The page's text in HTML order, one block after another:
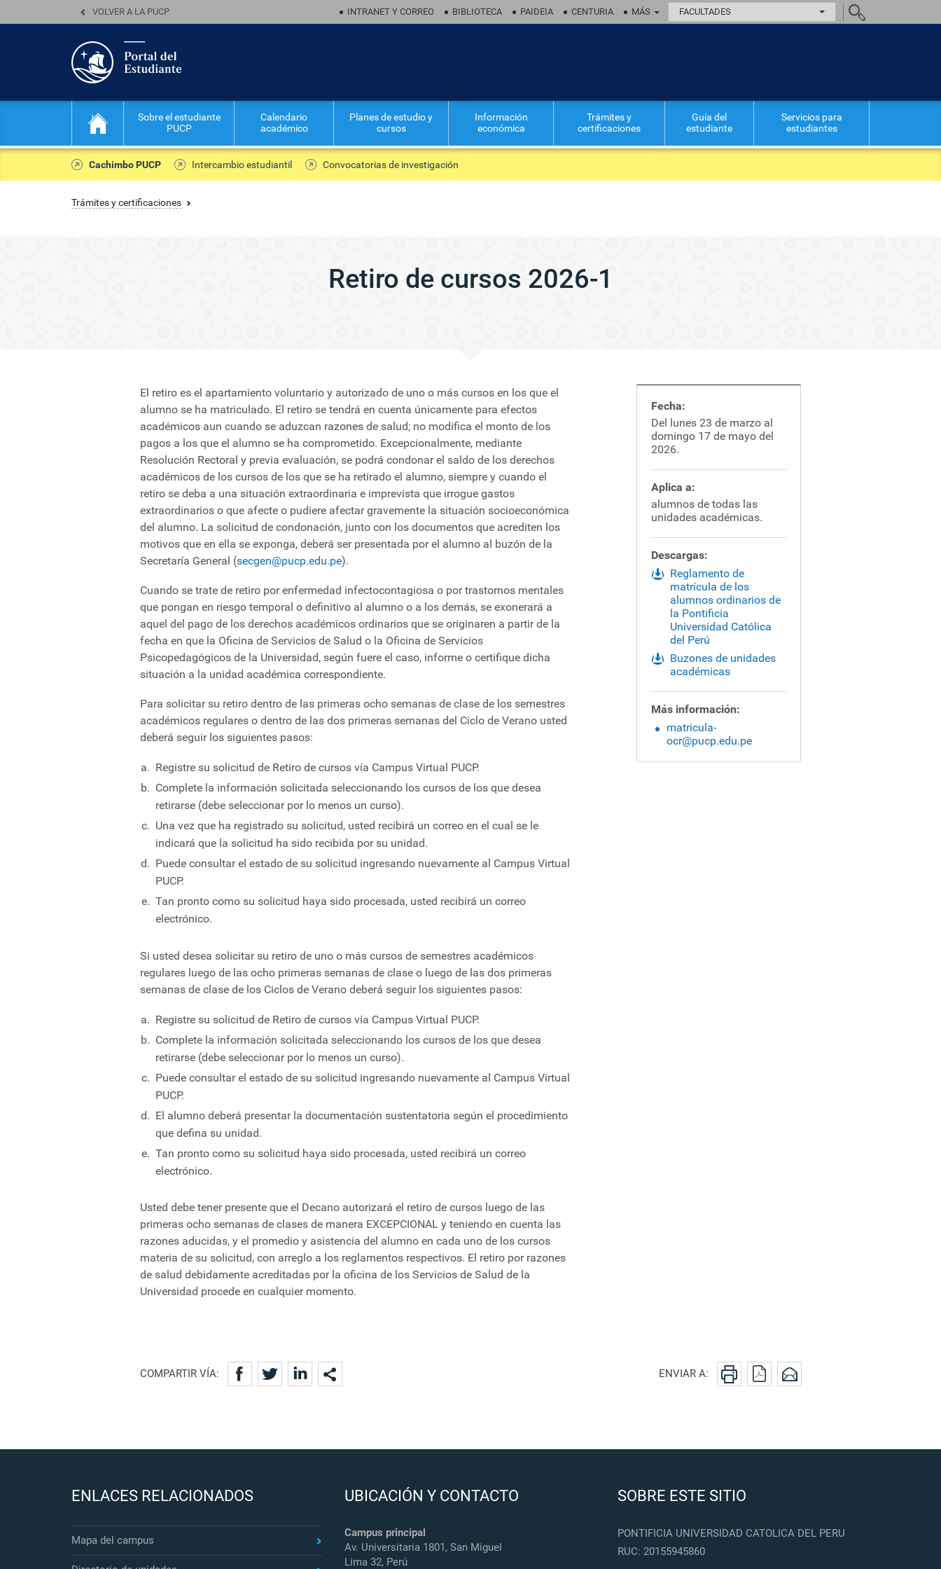
VOLVER A LA PUCP INTRANET Y CORREO BIBLIOTECA PAIDEIA CENTURIA MÁS FACULTADES
Sobre el estudiante
PUCP
Calendario
académico
Planes de estudio y
cursos
Información
económica
Trámites y
certificaciones
Guía del
estudiante
Servicios para
estudiantes
Cachimbo PUCP Intercambio estudiantil Convocatorias de investigación
Trámites y certificaciones
Retiro de cursos 2026-1
El retiro es el apartamiento voluntario y autorizado de uno o más cursos en los que el
alumno se ha matriculado. El retiro se tendrá en cuenta únicamente para efectos
académicos aun cuando se aduzcan razones de salud; no modifica el monto de los
pagos a los que el alumno se ha comprometido. Excepcionalmente, mediante
Resolución Rectoral y previa evaluación, se podrá condonar el saldo de los derechos
académicos de los cursos de los que se ha retirado el alumno, siempre y cuando el
retiro se deba a una situación extraordinaria e imprevista que irrogue gastos
extraordinarios o que afecte o pudiere afectar gravemente la situación socioeconómica
del alumno. La solicitud de condonación, junto con los documentos que acrediten los
motivos que en ella se exponga, deberá ser presentada por el alumno al buzón de la
Secretaría General (secgen@pucp.edu.pe).
Cuando se trate de retiro por enfermedad infectocontagiosa o por trastornos mentales
que pongan en riesgo temporal o definitivo al alumno o a los demás, se exonerará a
aquel del pago de los derechos académicos ordinarios que se originaren a partir de la
fecha en que la Oficina de Servicios de Salud o la Oficina de Servicios
Psicopedagógicos de la Universidad, según fuere el caso, informe o certifique dicha
situación a la unidad académica correspondiente.
Para solicitar su retiro dentro de las primeras ocho semanas de clase de los semestres
académicos regulares o dentro de las dos primeras semanas del Ciclo de Verano usted
deberá seguir los siguientes pasos:
Registre su solicitud de Retiro de cursos vía Campus Virtual PUCP.
Complete la información solicitada seleccionando los cursos de los que desea
retirarse (debe seleccionar por lo menos un curso).
Una vez que ha registrado su solicitud, usted recibirá un correo en el cual se le
indicará que la solicitud ha sido recibida por su unidad.
Puede consultar el estado de su solicitud ingresando nuevamente al Campus Virtual
PUCP.
Tan pronto como su solicitud haya sido procesada, usted recibirá un correo
electrónico.
Si usted desea solicitar su retiro de uno o más cursos de semestres académicos
regulares luego de las ocho primeras semanas de clase o luego de las dos primeras
semanas de clase de los Ciclos de Verano deberá seguir los siguientes pasos:
Registre su solicitud de Retiro de cursos vía Campus Virtual PUCP.
Complete la información solicitada seleccionando los cursos de los que desea
retirarse (debe seleccionar por lo menos un curso).
Puede consultar el estado de su solicitud ingresando nuevamente al Campus Virtual
PUCP.
El alumno deberá presentar la documentación sustentatoria según el procedimiento
que defina su unidad.
Tan pronto como su solicitud haya sido procesada, usted recibirá un correo
electrónico.
Usted debe tener presente que el Decano autorizará el retiro de cursos luego de las
primeras ocho semanas de clases de manera EXCEPCIONAL y teniendo en cuenta las
razones aducidas, y el promedio y asistencia del alumno en cada uno de los cursos
materia de su solicitud, con arreglo a los reglamentos respectivos. El retiro por razones
de salud debidamente acreditadas por la oficina de los Servicios de Salud de la
Universidad procede en cualquier momento.
Fecha:
Del lunes 23 de marzo al
domingo 17 de mayo del
2026.
Aplica a:
alumnos de todas las
unidades académicas.
Descargas:
Reglamento de
matrícula de los
alumnos ordinarios de
la Pontificia
Universidad Católica
del Perú
Buzones de unidades
académicas
Más información:
matricula-
ocr@pucp.edu.pe
COMPARTIR VÍA: ENVIAR A:
ENLACES RELACIONADOS
Mapa del campus
UBICACIÓN Y CONTACTO
Campus principal
Av. Universitaria 1801, San Miguel
Lima 32, Perú
SOBRE ESTE SITIO
PONTIFICIA UNIVERSIDAD CATOLICA DEL PERU
RUC: 20155945860